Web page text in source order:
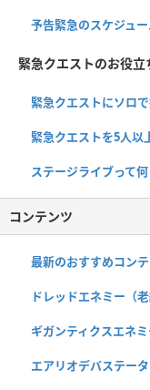
予告緊急のスケジュ
緊急クエストのお役立
緊急クエストにソロ
緊急クエストを5人以
ステージライブって何
コンテンツ
最新のおすすめコン
ドレッドエネミー（
ギガンティクスエネ
エアリオデバステー